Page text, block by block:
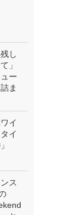
し
」
ー
ま
イ
イ
ス